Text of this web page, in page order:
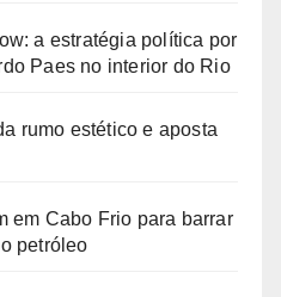
a estratégia política por
Paes no interior do Rio
rumo estético e aposta
em Cabo Frio para barrar
petróleo